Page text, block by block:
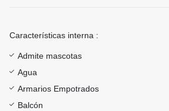
Características interna :
Admite mascotas
Agua
Armarios Empotrados
Balcón